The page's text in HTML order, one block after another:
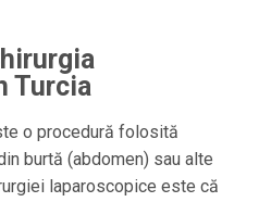
Turcia
o procedură folosită
burtă (abdomen) sau alte
laparoscopice este că